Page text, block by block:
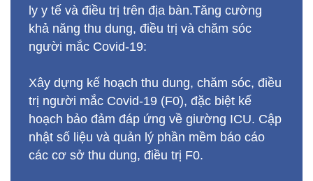
ly y tế và điều trị trên địa bàn.Tăng cường
khả năng thu dung, điều trị và chăm sóc
người mắc Covid-19:
Xây dựng kế hoạch thu dung, chăm sóc, điều
trị người mắc Covid-19 (F0), đặc biệt kế
hoạch bảo đảm đáp ứng về giường ICU. Cập
nhật số liệu và quản lý phần mềm báo cáo
các cơ sở thu dung, điều trị F0.